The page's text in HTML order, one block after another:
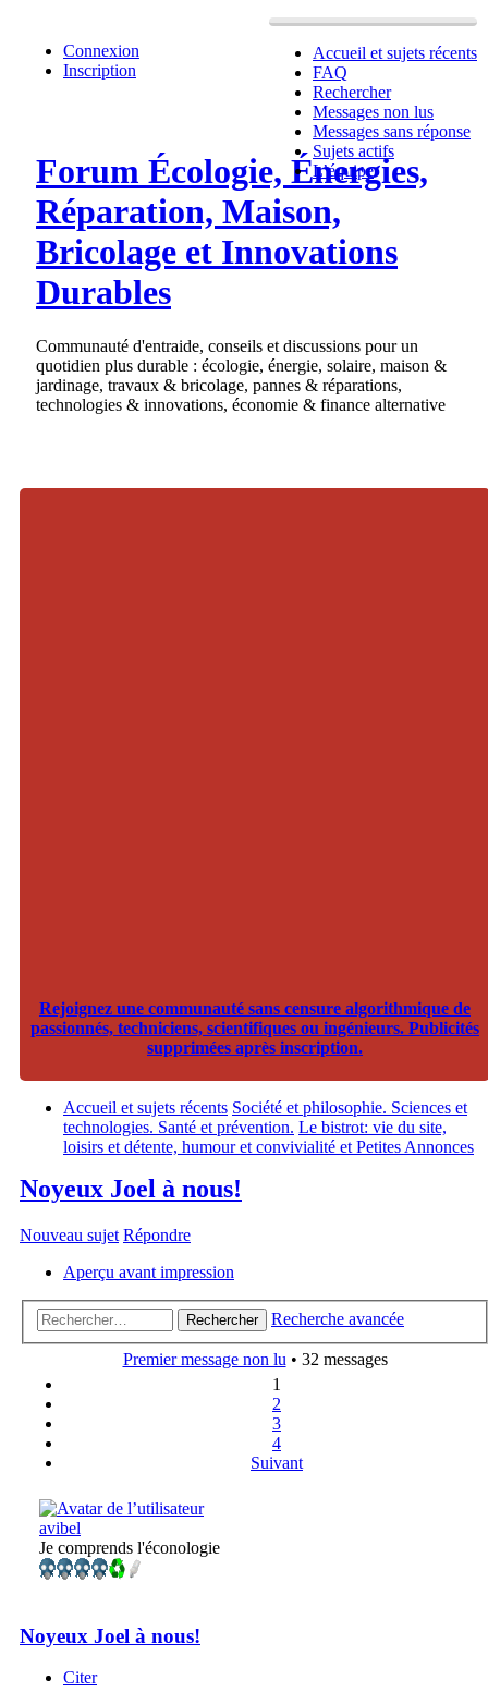
Accueil et sujets récents
FAQ
Rechercher
Messages non lus
Messages sans réponse
Sujets actifs
L’équipe
Connexion
Inscription
Forum Écologie, Énergies,
Réparation, Maison,
Bricolage et Innovations
Durables
Communauté d'entraide, conseils et discussions pour un
quotidien plus durable : écologie, énergie, solaire, maison &
jardinage, travaux & bricolage, pannes & réparations,
technologies & innovations, économie & finance alternative
Rejoignez une communauté sans censure algorithmique de
passionnés, techniciens, scientifiques ou ingénieurs. Publicités
supprimées après inscription.
Accueil et sujets récents Société et philosophie. Sciences et
technologies. Santé et prévention. Le bistrot: vie du site,
loisirs et détente, humour et convivialité et Petites Annonces
Noyeux Joel à nous!
Nouveau sujet Répondre
Aperçu avant impression
Rechercher Recherche avancée
Premier message non lu • 32 messages
1
2
3
4
Suivant
avibel
Je comprends l'éconologie
Noyeux Joel à nous!
Citer